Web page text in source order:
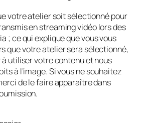
votre atelier soit sélectionné pour
en streaming vidéo lors des
; ce qui explique que vous vous
que votre atelier sera sélectionné,
utiliser votre contenu et nous
à l’image. Si vous ne souhaitez
de le faire apparaître dans